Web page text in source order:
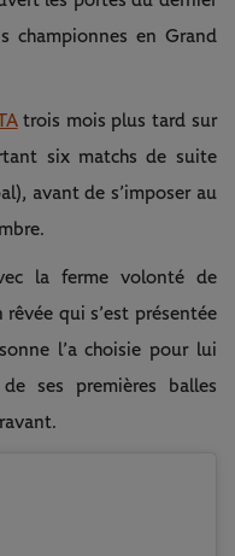
championnes en Grand
trois mois plus tard sur
six matchs de suite
avant de s’imposer au
la ferme volonté de
qui s’est présentée
l’a choisie pour lui
ses premières balles